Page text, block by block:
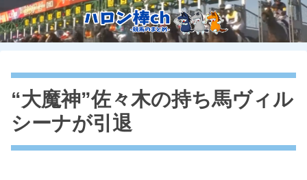
“大魔神”佐々木の持ち馬ヴィル
シーナが引退